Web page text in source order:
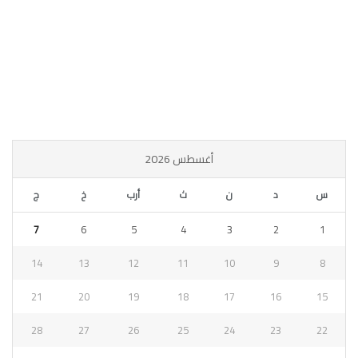
أغسطس 2026
س د ن ث أرب خ ج
1
2
3
4
5
6
7
8
9
10
11
12
13
14
15
16
17
18
19
20
21
22
23
24
25
26
27
28